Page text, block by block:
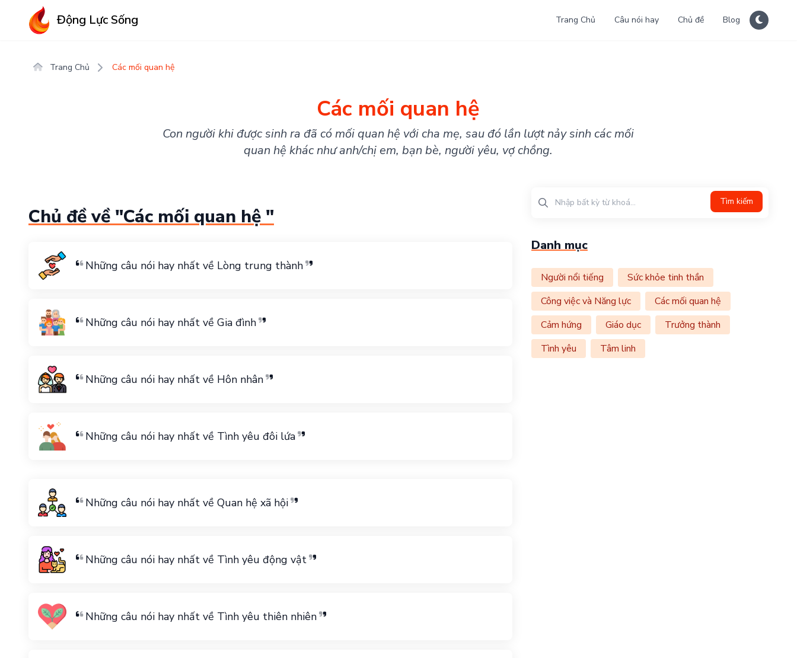
Động Lực Sống Trang Chủ Câu nói hay Chủ đề Blog
Trang Chủ Các mối quan hệ
Các mối quan hệ
Con người khi được sinh ra đã có mối quan hệ với cha mẹ, sau đó lần lượt nảy sinh các mối
quan hệ khác như anh/chị em, bạn bè, người yêu, vợ chồng.
Chủ đề về "Các mối quan hệ "
Những câu nói hay nhất về Lòng trung thành
Những câu nói hay nhất về Gia đình
Những câu nói hay nhất về Hôn nhân
Những câu nói hay nhất về Tình yêu đôi lứa
Những câu nói hay nhất về Quan hệ xã hội
Những câu nói hay nhất về Tình yêu động vật
Những câu nói hay nhất về Tình yêu thiên nhiên
Tìm kiếm
Danh mục
Người nổi tiếng
Sức khỏe tinh thần
Công việc và Năng lực
Các mối quan hệ
Cảm hứng
Giáo dục
Trưởng thành
Tình yêu
Tâm linh